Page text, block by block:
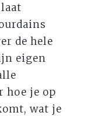
de hele
eigen
hoe je op
wat je